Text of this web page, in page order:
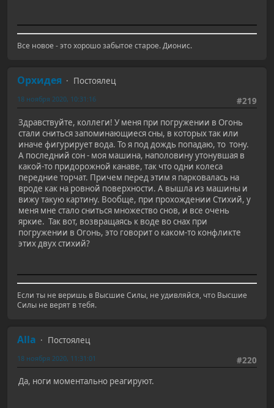
Все новое - это хорошо забытое старое. Дионис.
Орхидея
Постоялец
#219
18 ноября 2020, 10:31:16
Здравствуйте, коллеги! У меня при погружении в Огонь
стали сниться запоминающиеся сны, в которых так или
иначе фигурирует вода. То я под дождь попадаю, то тону.
А последний сон - моя машина, наполовину утонувшая в
какой-то придорожной канаве, так что одни колеса
передние торчат. Причем перед этим я парковалась на
вроде как на ровной поверхности. А вышла из машины и
вижу такую картину. Вообще, при прохождении Стихий, у
меня мне стало сниться множество снов, и все очень
яркие. Так вот, возвращаясь к воде во снах при
погружении в Огонь, это говорит о каком-то конфликте
этих двух стихий?
Если ты не веришь в Высшие Силы, не удивляйся, что Высшие
Силы не верят в тебя.
Alla
Постоялец
#220
18 ноября 2020, 11:31:01
Да, ноги моментально реагируют.